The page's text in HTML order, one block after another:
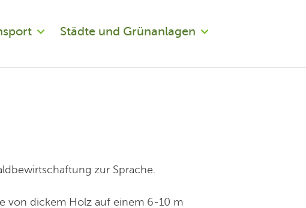
Städte und Grünanlagen
zur Sprache.
von dickem Holz auf einem 6-10 m